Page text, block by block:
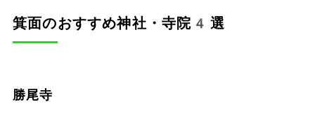
箕面のおすすめ神社・寺院4選
勝尾寺